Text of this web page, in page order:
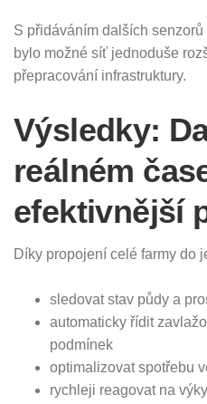
S přidáváním dalších
bylo možné síť jednoduše
přepracování infrastruktury.
Výsledky:
reálném
efektivnější
Díky propojení celé farmy do
sledovat stav půdy a
automaticky řídit
podmínek
optimalizovat spotřebu
rychleji reagovat na